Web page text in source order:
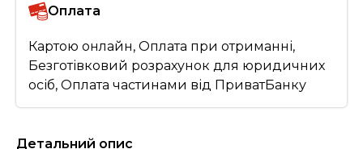
Оплата
Картою онлайн, Оплата при отриманні,
Безготівковий розрахунок для юридичних
осіб, Оплата частинами від ПриватБанку
Детальний опис